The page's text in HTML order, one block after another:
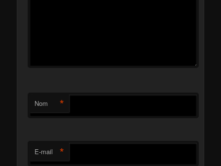
Nom *
E-mail *